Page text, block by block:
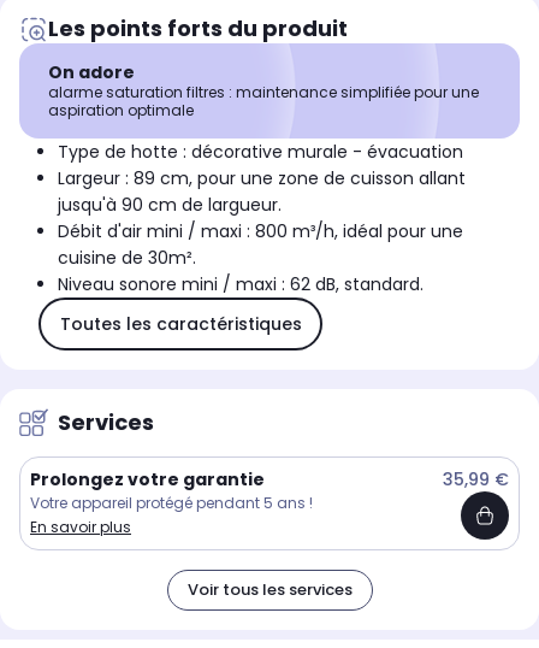
Les points forts du produit
On adore
alarme saturation filtres : maintenance simplifiée pour une
aspiration optimale
Type de hotte : décorative murale - évacuation
Largeur : 89 cm, pour une zone de cuisson allant
jusqu'à 90 cm de largueur.
Débit d'air mini / maxi : 800 m³/h, idéal pour une
cuisine de 30m².
Niveau sonore mini / maxi : 62 dB, standard.
Toutes les caractéristiques
Services
Prolongez votre garantie 35,99 €
Votre appareil protégé pendant 5 ans !
En savoir plus
Voir tous les services